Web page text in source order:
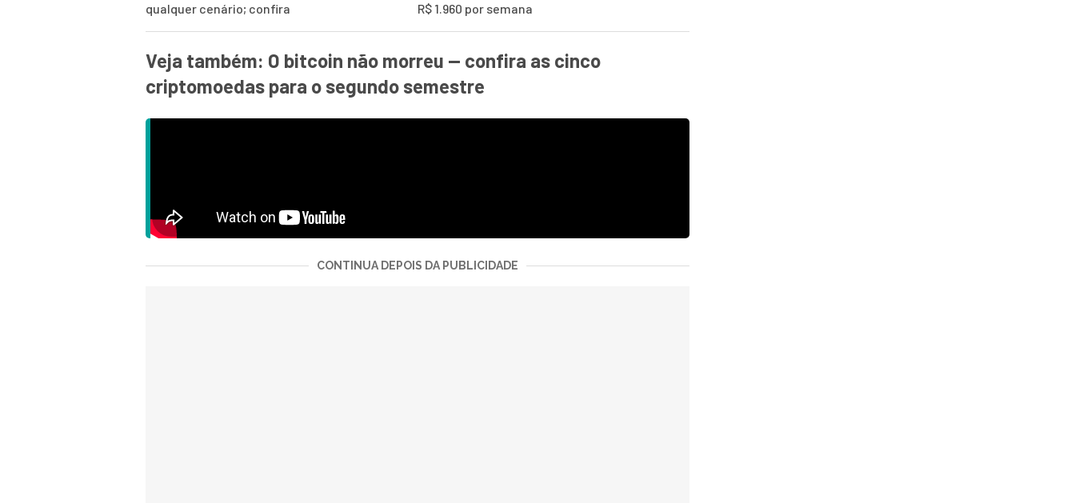
qualquer cenário; confira
R$ 1.960 por semana
Veja também: O bitcoin não morreu — confira as cinco
criptomoedas para o segundo semestre
CONTINUA DEPOIS DA PUBLICIDADE